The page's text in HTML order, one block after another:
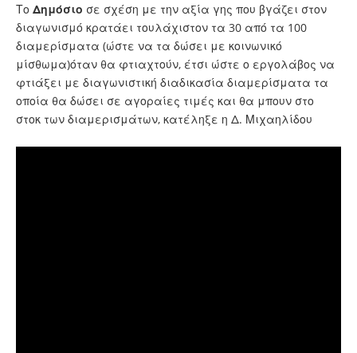
Το Δημόσιο σε σχέση με την αξία γης που βγάζει στον
διαγωνισμό κρατάει τουλάχιστον τα 30 από τα 100
διαμερίσματα (ώστε να τα δώσει με κοινωνικό
μίσθωμα)όταν θα φτιαχτούν, έτσι ώστε ο εργολάβος να
φτιάξει με διαγωνιστική διαδικασία διαμερίσματα τα
οποία θα δώσει σε αγοραίες τιμές και θα μπουν στο
στοκ των διαμερισμάτων, κατέληξε η Δ. Μιχαηλίδου